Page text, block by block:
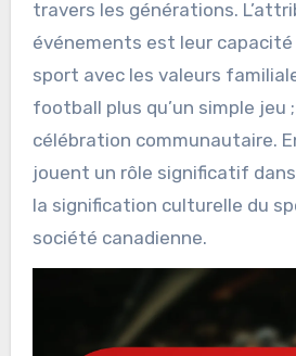
travers les générations.
événements est leur capacité
sport avec les valeurs
football plus qu’un simple jeu
célébration communautaire.
jouent un rôle significatif
la signification culturelle du
société canadienne.